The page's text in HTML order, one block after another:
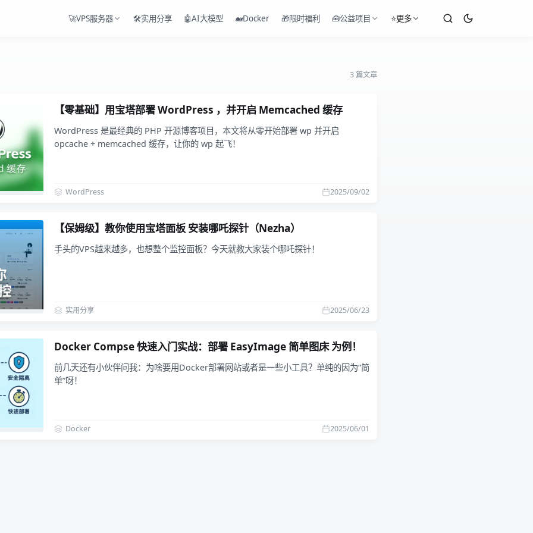
🚀VPS服务器 🛠️实用分享 🤖AI大模型 🐋Docker 🎁限时福利 🧰公益项目 ⭐更多
3 篇文章
【零基础】用宝塔部署 WordPress ，并开启 Memcached 缓存
WordPress 是最经典的 PHP 开源博客项目，本文将从零开始部署 wp 并开启
opcache + memcached​ 缓存，让你的 wp 起飞！
2025/09/02
WordPress
【保姆级】教你使用宝塔面板 安装哪吒探针（Nezha）
手头的VPS越来越多，也想整个监控面板？今天就教大家装个哪吒探针！
2025/06/23
实用分享
Docker Compse 快速入门实战：部署 EasyImage 简单图床 为例！
前几天还有小伙伴问我：为啥要用Docker部署网站或者是一些小工具？单纯的因为“简
单”呀！
2025/06/01
Docker